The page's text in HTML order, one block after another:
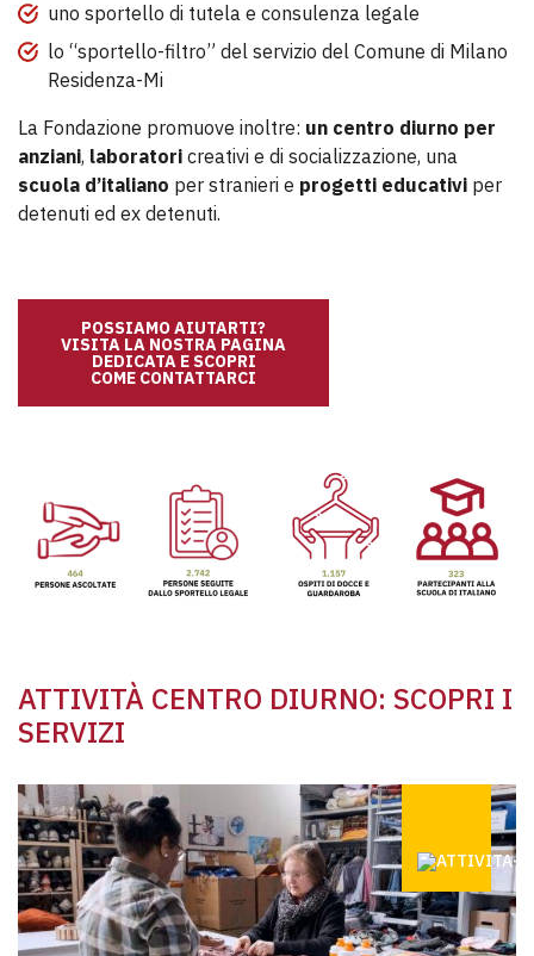
uno sportello di tutela e consulenza legale
lo “sportello-filtro” del servizio del Comune di Milano
Residenza-Mi
La Fondazione promuove inoltre: un centro diurno per
anziani, laboratori creativi e di socializzazione, una
scuola d’italiano per stranieri e progetti educativi per
detenuti ed ex detenuti.
POSSIAMO AIUTARTI?
VISITA LA NOSTRA PAGINA
DEDICATA E SCOPRI
COME CONTATTARCI
ATTIVITÀ CENTRO DIURNO: SCOPRI I
SERVIZI